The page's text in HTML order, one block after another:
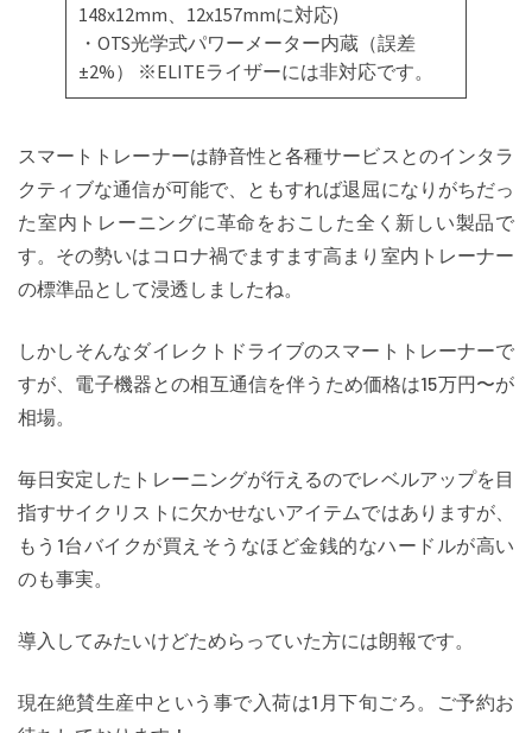
148x12mm、12x157mmに対応)
・OTS光学式パワーメーター内蔵（誤差
±2%） ※ELITEライザーには非対応です。
スマートトレーナーは静音性と各種サービスとのインタラ
クティブな通信が可能で、ともすれば退屈になりがちだっ
た室内トレーニングに革命をおこした全く新しい製品で
す。その勢いはコロナ禍でますます高まり室内トレーナー
の標準品として浸透しましたね。
しかしそんなダイレクトドライブのスマートトレーナーで
すが、電子機器との相互通信を伴うため価格は15万円〜が
相場。
毎日安定したトレーニングが行えるのでレベルアップを目
指すサイクリストに欠かせないアイテムではありますが、
もう1台バイクが買えそうなほど金銭的なハードルが高い
のも事実。
導入してみたいけどためらっていた方には朗報です。
現在絶賛生産中という事で入荷は1月下旬ごろ。ご予約お